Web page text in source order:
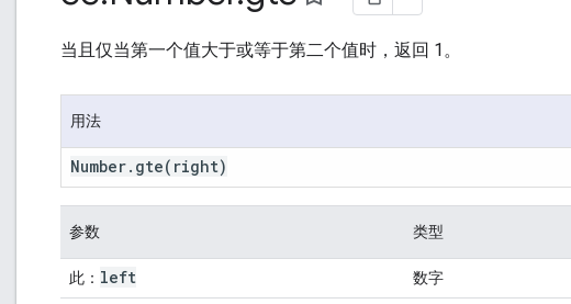
当且仅当第一个值大于或等于第二个值时，返回 1。
用法
Number. gte(right)
参数 类型
此： left 数字